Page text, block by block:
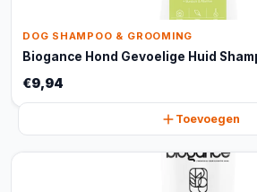
DOG SHAMPOO & GROOMING
Biogance Hond Gevoelige Huid
€9,94
Toevoegen